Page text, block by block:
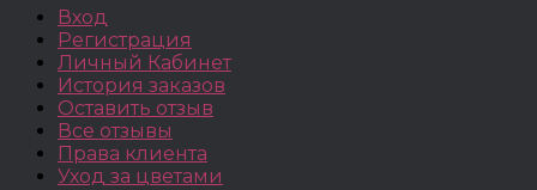
Вход
Регистрация
Личный Кабинет
История заказов
Оставить отзыв
Все отзывы
Права клиента
Уход за цветами